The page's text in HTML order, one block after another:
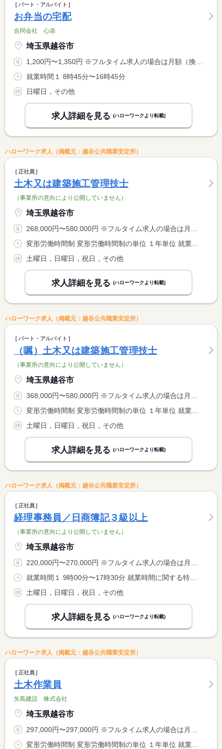
パート・アルバイト
お弁当の宅配
合同会社 心添
埼玉県越谷市
1,200円〜1,350円 ※フルタイム求人の場合は月額（換算額）、パート求人の場合は時間額を表示しています。
就業時間１ 8時45分〜16時45分
日曜日，その他
求人詳細を見る (ハローワークより転載)
ハローワーク求人（掲載元：越谷公共職業安定所）
正社員
土木又は建築施工管理技士
（事業所の意向により公開していません）
埼玉県越谷市
268,000円〜580,000円 ※フルタイム求人の場合は月額（換算額）、パート求人の場合は時間額を表示しています。
土曜日，日曜日，祝日，その他
求人詳細を見る (ハローワークより転載)
ハローワーク求人（掲載元：越谷公共職業安定所）
パート・アルバイト
（嘱）土木又は建築施工管理技士
（事業所の意向により公開していません）
埼玉県越谷市
368,000円〜580,000円 ※フルタイム求人の場合は月額（換算額）、パート求人の場合は時間額を表示しています。
土曜日，日曜日，祝日，その他
求人詳細を見る (ハローワークより転載)
ハローワーク求人（掲載元：越谷公共職業安定所）
正社員
経理事務員／日商簿記３級以上
（事業所の意向により公開していません）
埼玉県越谷市
220,000円〜270,000円 ※フルタイム求人の場合は月額（換算額）、パート求人の場合は時間額を表示しています。
土曜日，日曜日，祝日，その他
求人詳細を見る (ハローワークより転載)
ハローワーク求人（掲載元：越谷公共職業安定所）
正社員
土木作業員
矢島建設 株式会社
埼玉県越谷市
297,000円〜297,000円 ※フルタイム求人の場合は月額（換算額）、パート求人の場合は時間額を表示しています。